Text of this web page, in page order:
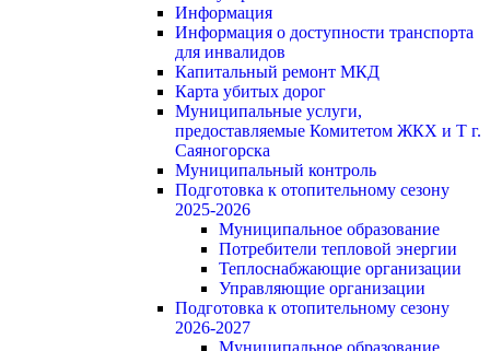
Информация
Информация о доступности транспорта
для инвалидов
Капитальный ремонт МКД
Карта убитых дорог
Муниципальные услуги,
предоставляемые Комитетом ЖКХ и Т г.
Саяногорска
Муниципальный контроль
Подготовка к отопительному сезону
2025-2026
Муниципальное образование
Потребители тепловой энергии
Теплоснабжающие организации
Управляющие организации
Подготовка к отопительному сезону
2026-2027